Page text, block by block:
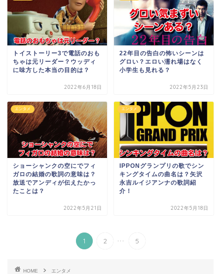
トイストーリー3で電話のおも
ちゃは元リーダー？ウッディ
に味方した本当の目的は？
2022年6月18日
22年目の告白の怖いシーンは
グロい？エロい濡れ場はなく
小学生も見れる？
2022年5月23日
エンタメ
ショーシャンクの空にでフィ
ガロの結婚の歌詞の意味は？
放送でアンディが伝えたかっ
たことは？
2022年5月21日
エンタメ
IPPONグランプリの歌でシン
キングタイムの曲名は？矢沢
永吉ルイジアンナの歌詞紹
介！
2022年5月18日
1 2 ... 5
HOME エンタメ